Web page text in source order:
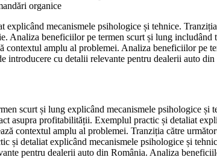
organice
explicând mecanismele psihologice și tehnice.
Analiza beneficiilor pe termen scurt și lung
contextul amplu al problemei. Analiza beneficiilor
introducere cu detalii relevante pentru dealerii auto
scurt și lung explicând mecanismele psihologice și
asupra profitabilității. Exemplul practic și detaliat
contextul amplu al problemei. Tranziția către
și detaliat explicând mecanismele psihologice și
pentru dealerii auto din România. Analiza